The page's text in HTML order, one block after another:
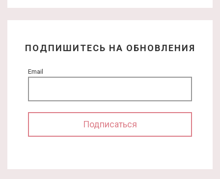
ПОДПИШИТЕСЬ НА ОБНОВЛЕНИЯ
Email